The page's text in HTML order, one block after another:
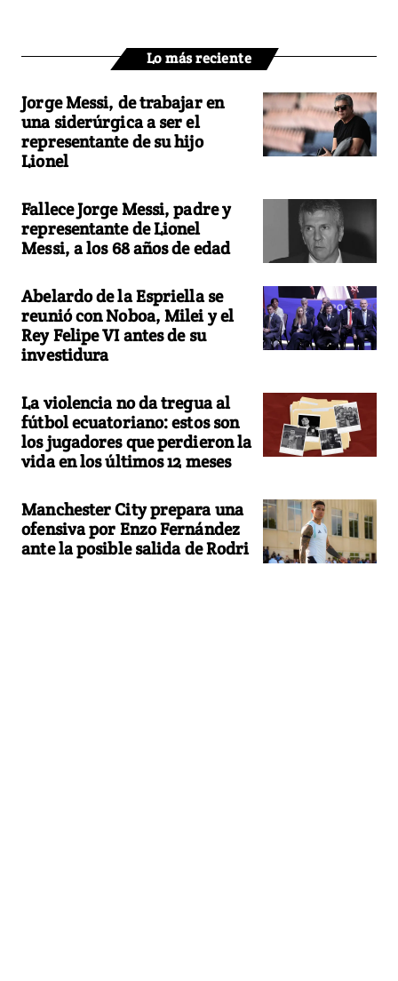
Lo más reciente
Jorge Messi, de trabajar en
una siderúrgica a ser el
representante de su hijo
Lionel
Fallece Jorge Messi, padre y
representante de Lionel
Messi, a los 68 años de edad
Abelardo de la Espriella se
reunió con Noboa, Milei y el
Rey Felipe VI antes de su
investidura
La violencia no da tregua al
fútbol ecuatoriano: estos son
los jugadores que perdieron la
vida en los últimos 12 meses
Manchester City prepara una
ofensiva por Enzo Fernández
ante la posible salida de Rodri